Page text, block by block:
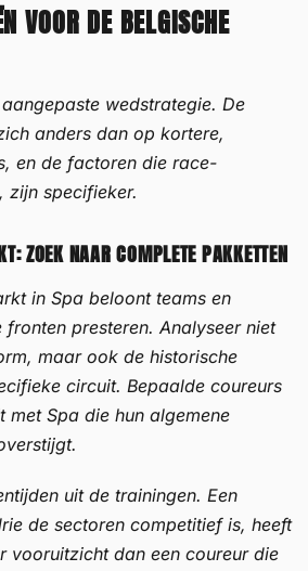
VOOR DE BELGISCHE
wedstrategie. De
anders dan op kortere,
en de factoren die race-
zijn specifieker.
ZOEK NAAR COMPLETE PAKKETTEN
in Spa beloont teams en
presteren. Analyseer niet
maar ook de historische
circuit. Bepaalde coureurs
met Spa die hun algemene
uit de trainingen. Een
de sectoren competitief is, heeft
vooruitzicht dan een coureur die